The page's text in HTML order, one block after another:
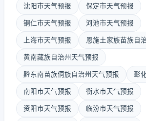
沈阳市天气预报 保定市天气预报
铜仁市天气预报 河池市天气预报
上海市天气预报 恩施土家族苗族自
黄南藏族自治州天气预报
黔东南苗族侗族自治州天气预报 彰
南阳市天气预报 衡水市天气预报
资阳市天气预报 临汾市天气预报